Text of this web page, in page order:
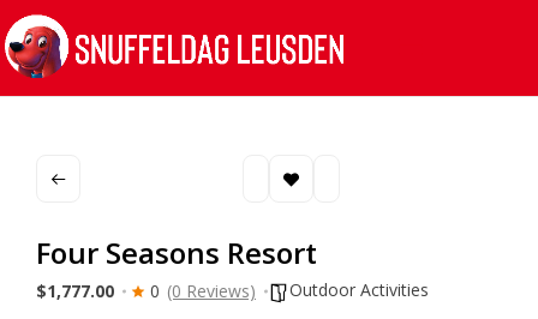
Four Seasons Resort
$1,777.00 0 (0 Reviews) Outdoor Activities